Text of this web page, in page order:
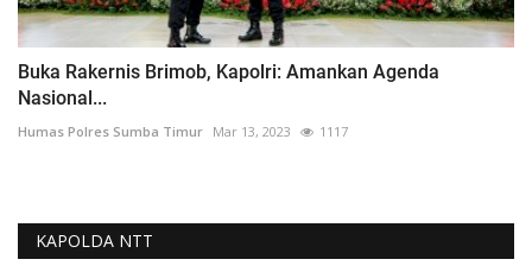
Buka Rakernis Brimob, Kapolri: Amankan Agenda
Nasional...
Humas Polres Sumba Timur Mar 13, 2023 1117
KAPOLDA NTT